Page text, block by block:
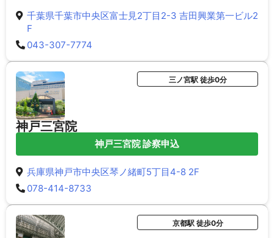
千葉県千葉市中央区富士見2丁目2-3 吉田興業第一ビル2
F
043-307-7774
神戸三宮院
三ノ宮駅 徒歩0分
神戸三宮院 診察申込
兵庫県神戸市中央区琴ノ緒町5丁目4-8 2F
078-414-8733
京都駅 徒歩0分